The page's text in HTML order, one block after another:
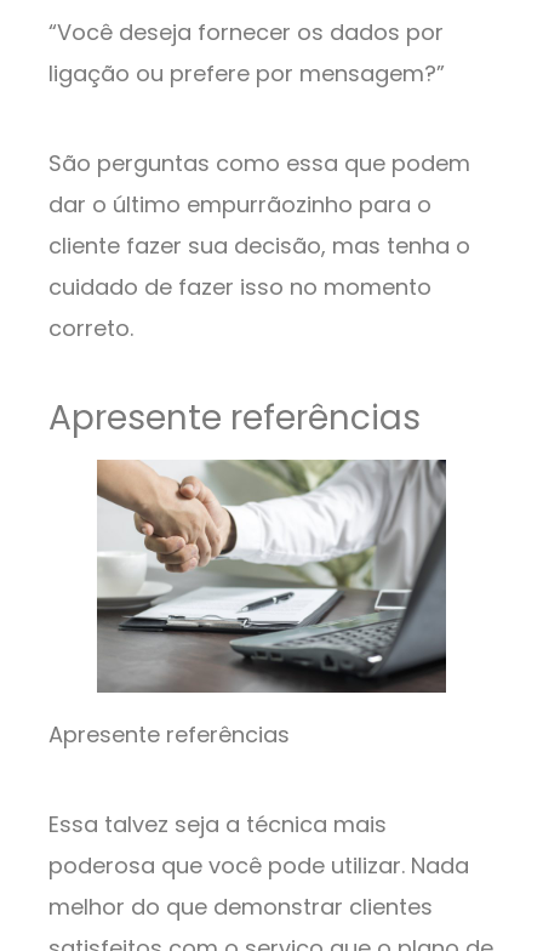
“Você deseja fornecer os dados por
ligação ou prefere por mensagem?”
São perguntas como essa que podem
dar o último empurrãozinho para o
cliente fazer sua decisão, mas tenha o
cuidado de fazer isso no momento
correto.
Apresente referências
Apresente referências
Essa talvez seja a técnica mais
poderosa que você pode utilizar. Nada
melhor do que demonstrar clientes